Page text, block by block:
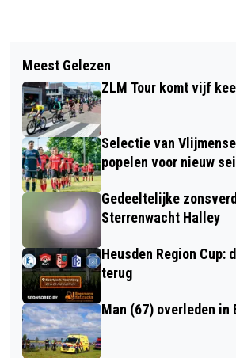
CULTUUR ALS KOMPAS
TOEKOMST: HEUSDENSE
LEERKRACHTEN BOUWEN
CREATIEF ONDERWIJS
VLIJMENSE BOYS TRAPT
JUBILEUM AF MET
JEUGDACTIVITEIT
Meest Gelezen
ZLM Tour komt vijf
Selectie van
popelen voor nieuw
Gedeeltelijke
Sterrenwacht Halley
Heusden Region Cup:
terug
Man (67) overleden in